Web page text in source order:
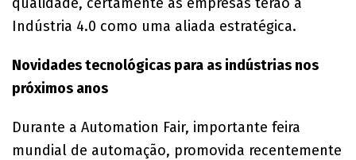
Indústria 4.0 como uma aliada estratégica.
Novidades tecnológicas para as indústrias nos
próximos anos
Durante a Automation Fair, importante feira
mundial de automação, promovida recentemente